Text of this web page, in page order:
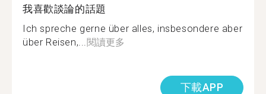
我喜歡談論的話題
Ich spreche gerne über alles, insbesondere aber
über Reisen,...閱讀更多
下載APP